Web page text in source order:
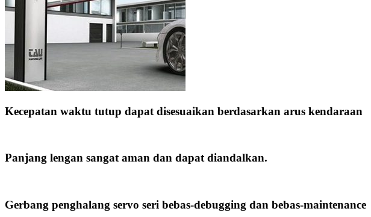
Kecepatan waktu tutup dapat disesuaikan berdasarkan arus kendaraan
Panjang lengan sangat aman dan dapat diandalkan.
Gerbang penghalang servo seri bebas-debugging dan bebas-maintenance